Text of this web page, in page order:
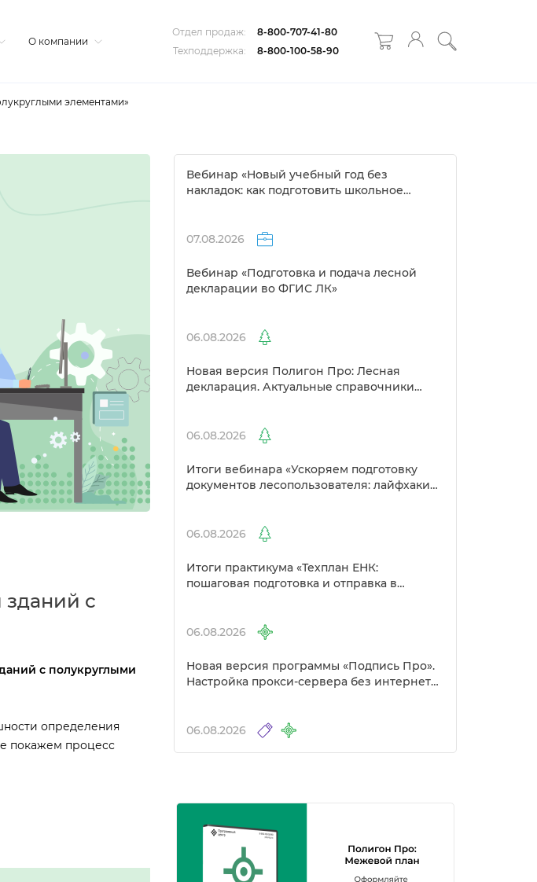
О компании
Отдел продаж:
8-800-707-41-80
Техподдержка:
8-800-100-58-90
элементами»
с
с полукруглыми
определения
покажем процесс
ебинар «Новый учебный год без
накладок: как подготовить школьное
07.08.2026
ебинар «Подготовка и подача лесной
декларации во ФГИС ЛК»
06.08.2026
Новая версия Полигон Про: Лесная
декларация. Актуальные справочники
06.08.2026
Итоги вебинара «Ускоряем подготовку
документов лесопользователя: лайфхаки
06.08.2026
Итоги практикума «Техплан ЕНК:
пошаговая подготовка и отправка
06.08.2026
Новая версия программы «Подпись Про».
Настройка прокси-сервера без интернета
06.08.2026